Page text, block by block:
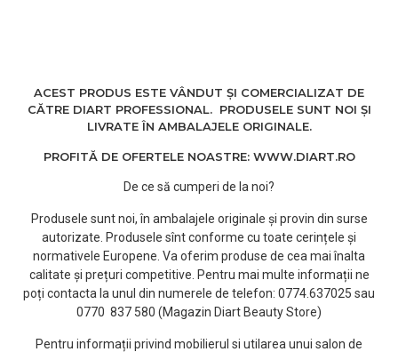
ACEST PRODUS ESTE VÂNDUT ȘI COMERCIALIZAT DE
CĂTRE DIART PROFESSIONAL. PRODUSELE SUNT NOI ȘI
LIVRATE ÎN AMBALAJELE ORIGINALE.
PROFITĂ DE OFERTELE NOASTRE: WWW.DIART.RO
De ce să cumperi de la noi?
Produsele sunt noi, în ambalajele originale și provin din surse
autorizate. Produsele sînt conforme cu toate cerințele și
normativele Europene. Va oferim produse de cea mai înalta
calitate și prețuri competitive. Pentru mai multe informații ne
poți contacta la unul din numerele de telefon: 0774.637025 sau
0770 837 580 (Magazin Diart Beauty Store)
Pentru informații privind mobilierul si utilarea unui salon de